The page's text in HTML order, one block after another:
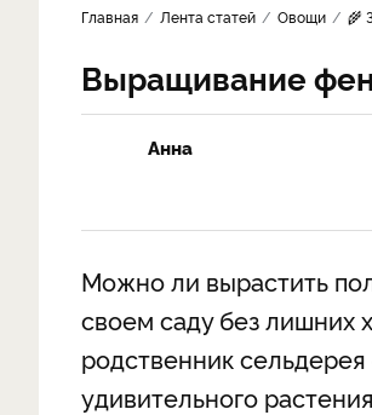
Главная Лента статей Овощи 🌾
Выращивание
Анна
Можно ли вырастить
своем саду без лишних
родственник
удивительного